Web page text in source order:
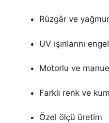
Rüzgâr ve
UV ışınlarını
Motorlu ve
Farklı renk ve
Özel ölçü üretim